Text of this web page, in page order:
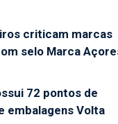
criticam marcas
selo Marca
72 pontos de
embalagens Volta